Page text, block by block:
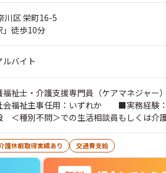
川区 栄町16-5
」徒歩10分
バイト
祉士・介護支援専門員（ケアマネジャー
会福祉主事任用：いずれか ■実務経験
＜種別不問＞での生活相談員もしくは介
あれば尚可） ※PCスキル：パソコンお
抵抗のない方 ■普通自動車運転免許（AT
護休暇取得実績あり 交通費支給